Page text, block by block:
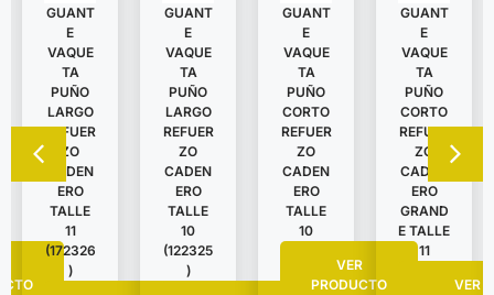
GUANT
E
VAQUE
TA
PUÑO
LARGO
REFUER
ZO
CADEN
ERO
TALLE
11
(172326
)
GUANT
E
VAQUE
TA
PUÑO
LARGO
REFUER
ZO
CADEN
ERO
TALLE
10
(122325
)
GUANT
E
VAQUE
TA
PUÑO
CORTO
REFUER
ZO
CADEN
ERO
TALLE
10
VER
PRODUCTO
GUANT
E
VAQUE
TA
PUÑO
CORTO
REFUER
ZO
CADEN
ERO
GRAND
E TALLE
11
VER